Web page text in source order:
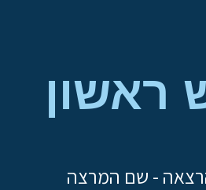
ראשון
- שם המרצה